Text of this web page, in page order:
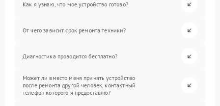
Как я узнаю, что мое устройство готово?
От чего зависит срок ремонта техники?
Диагностика проводится бесплатно?
Может ли вместо меня принять устройство
после ремонта другой человек, контактный
телефон которого я предоставлю?